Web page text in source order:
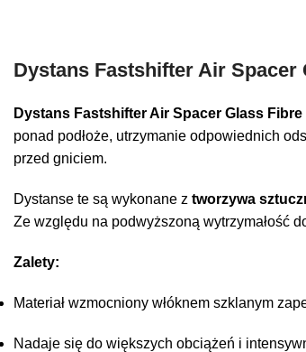
Dystans Fastshifter Air Spacer
Dystans Fastshifter Air Spacer Glass Fibre
ponad podłoże, utrzymanie odpowiednich
przed gniciem.
Dystanse te są wykonane z tworzywa
Ze względu na podwyższoną wytrzymałość
Zalety:
Materiał wzmocniony włóknem szklanym
Nadaje się do większych obciążeń i